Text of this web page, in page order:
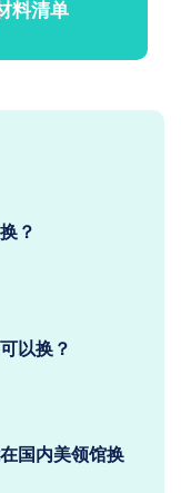
料清单
？
以换？
国内美领馆换